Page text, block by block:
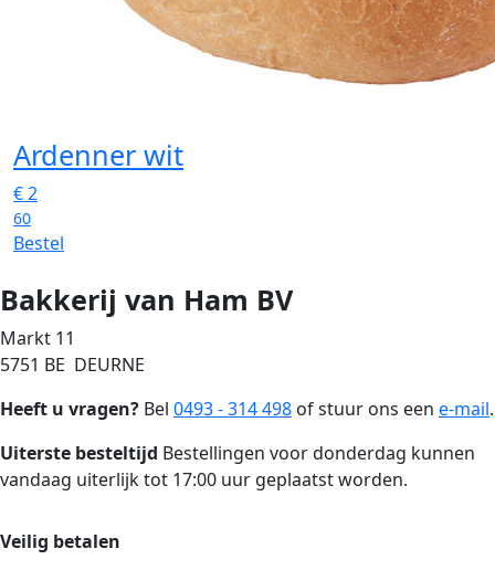
Ardenner wit
€2
60
Bestel
Bakkerij van Ham BV
Markt 11
5751 BE DEURNE
Heeft u vragen? Bel 0493 - 314 498 of stuur ons een e-mail.
Uiterste besteltijd Bestellingen voor donderdag kunnen
vandaag uiterlijk tot 17:00 uur geplaatst worden.
Veilig betalen